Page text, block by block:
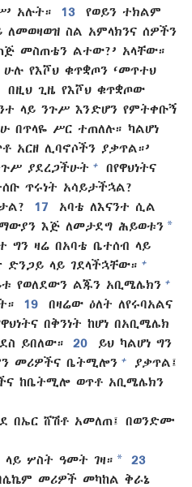
አሉት።
13
የወይን ተክልም
ስል አምላክንና ሰዎችን
መስጠቴን ልተው?’ አላቸው።
የእሾህ ቁጥቋጦን ‘መጥተህ
በዚህ ጊዜ የእሾህ ቁጥቋጦው
ላይ ንጉሥ እንድሆን የምትቀቡኝ
በጥላዬ ሥር ተጠለሉ። ካልሆነ
አርዘ ሊባኖሶችን ያቃጥል።’
ያደረጋችሁት +
በየዋህነትና
ጥሩነት አሳይታችኋል?
17
አባቴ ለእናንተ ሲል
እጅ ለመታደግ ሕይወቱን *
ግን ዛሬ በአባቴ ቤተሰብ ላይ
ድንጋይ ላይ ገደላችኋቸው። +
የወለደውን ልጁን አቢሜሌክን +
19
በዛሬው ዕለት ለየሩባአልና
በቅንነት ከሆነ በአቢሜሌክ
ይበለው።
20
ይህ ካልሆነ ግን
መሪዎችና ቤትሚሎን +
ያቃጥል፤
ከቤትሚሎ ወጥቶ አቢሜሌክን
በኤር ሸሽቶ አመለጠ፤ በወንድሙ
ሦስት ዓመት ገዛ። *
23
መሪዎች መካከል ቅራኔ